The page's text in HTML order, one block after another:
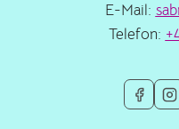
E-Mail:
Telefon: